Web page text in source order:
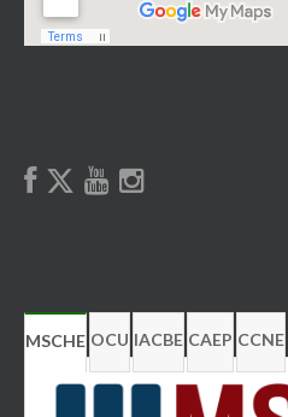
MSCHE OCU IACBE CAEP CCNE